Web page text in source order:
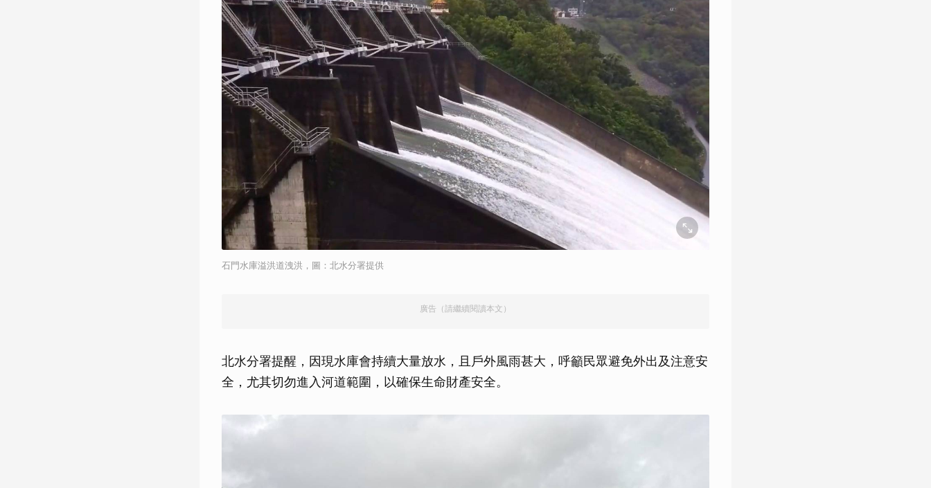
石門水庫溢洪道洩洪，圖：北水分署提供
廣告（請繼續閱讀本文）
北水分署提醒，因現水庫會持續大量放水，且戶外風雨甚大，呼籲民眾避免外出及注意安
全，尤其切勿進入河道範圍，以確保生命財產安全。